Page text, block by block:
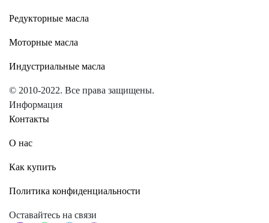
Редукторные масла
Моторные масла
Индустриальные масла
© 2010-2022. Все права защищены.
Информация
Контакты
О нас
Как купить
Политика конфиденциальности
Оставайтесь на связи